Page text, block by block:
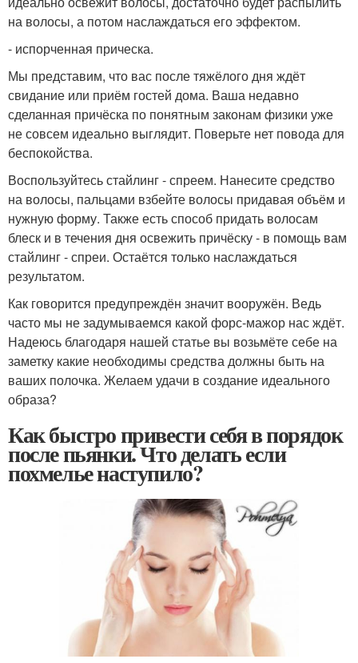
на волосы, а потом наслаждаться его эффектом.
- испорченная прическа.
Мы представим, что вас после тяжёлого дня ждёт
свидание или приём гостей дома. Ваша недавно
сделанная причёска по понятным законам физики уже
не совсем идеально выглядит. Поверьте нет повода для
беспокойства.
Воспользуйтесь стайлинг - спреем. Нанесите средство
на волосы, пальцами взбейте волосы придавая объём и
нужную форму. Также есть способ придать волосам
блеск и в течения дня освежить причёску - в помощь вам
стайлинг - спреи. Остаётся только наслаждаться
результатом.
Как говорится предупреждён значит вооружён. Ведь
часто мы не задумываемся какой форс-мажор нас ждёт.
Надеюсь благодаря нашей статье вы возьмёте себе на
заметку какие необходимы средства должны быть на
ваших полочка. Желаем удачи в создание идеального
образа?
Как быстро привести себя в порядок
после пьянки. Что делать если
похмелье наступило?